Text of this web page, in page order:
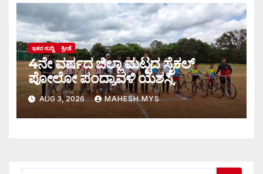
ಇತರ ಸುದ್ದಿ ಕ್ರೀಡೆ
4ನೇ ವರ್ಷದ ಜಿಲ್ಲಾ ಮಟ್ಟದ ಸೈಕಲ್
ಪೋಲೋ ಪಂದ್ಯಾವಳಿ ಯಶಸ್ವಿ
AUG 3, 2026 MAHESH.MYS